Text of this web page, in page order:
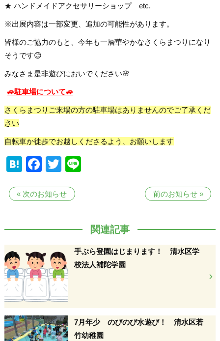
★ ハンドメイドアクセサリーショップ etc.
※出展内容は一部変更、追加の可能性があります。
皆様のご協力のもと、今年も一層華やかなさくらまつりになり
そうです😊
みなさま是非遊びにおいでください🌸
🚙駐車場について🚙
さくらまつりご来場の方の駐車場はありませんのでご了承くだ
さい
自転車か徒歩でお越しくださるよう、お願いします
Hatena
Facebook
Twitter
前のお知らせ»
« 次のお知らせ
関連記事
手ぶら登園はじまります！ 清水区学
校法人補陀学園
7月年少 のびのび水遊び！ 清水区若
竹幼稚園